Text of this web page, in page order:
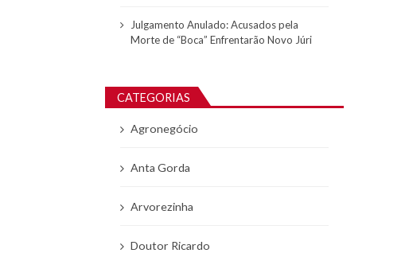
Julgamento Anulado: Acusados pela
Morte de “Boca” Enfrentarão Novo Júri
CATEGORIAS
Agronegócio
Anta Gorda
Arvorezinha
Doutor Ricardo